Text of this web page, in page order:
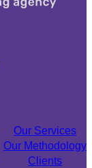
Our Services
Our Methodology
Clients